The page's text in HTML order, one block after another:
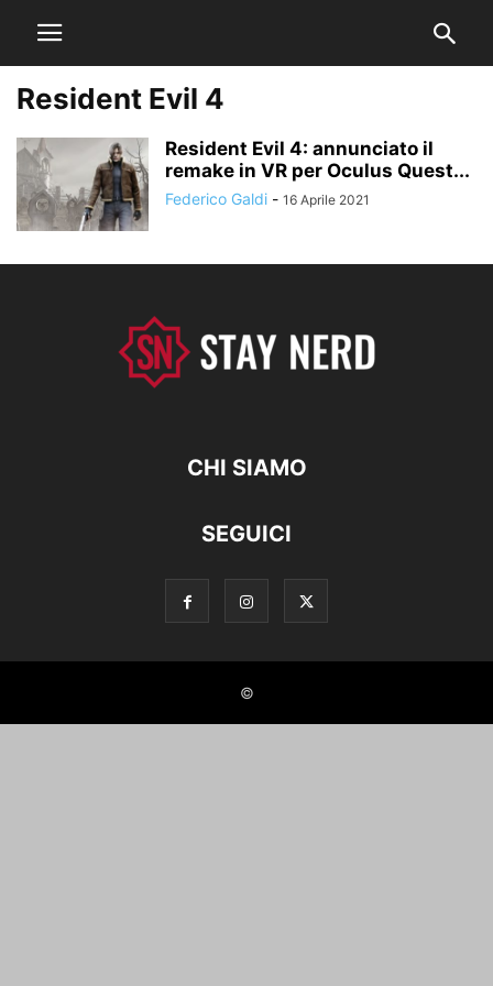
Resident Evil 4
Resident Evil 4: annunciato il
remake in VR per Oculus Quest...
Federico Galdi - 16 Aprile 2021
CHI SIAMO
SEGUICI
©